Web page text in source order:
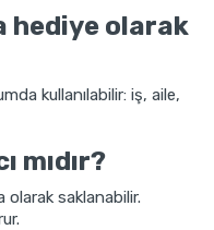
hediye olarak
kullanılabilir: iş, aile,
mıdır?
olarak saklanabilir.